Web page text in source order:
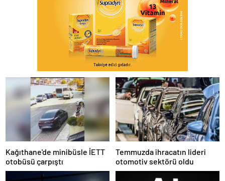
Kağıthane'de minibüsle İETT
otobüsü çarpıştı
Temmuzda ihracatın lideri
otomotiv sektörü oldu